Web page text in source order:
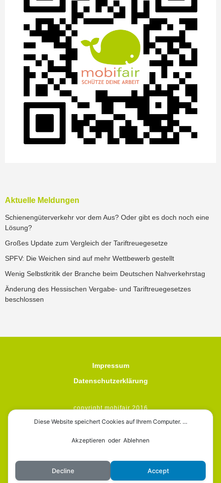
Aktuelle Meldungen
Schienengüterverkehr vor dem Aus? Oder gibt es doch noch eine
Lösung?
Großes Update zum Vergleich der Tariftreuegesetze
SPFV: Die Weichen sind auf mehr Wettbewerb gestellt
Wenig Selbstkritik der Branche beim Deutschen Nahverkehrstag
Änderung des Hessischen Vergabe- und Tariftreuegesetzes
beschlossen
Impressum
Datenschutzerklärung
copyright mobifair 2016
Diese Website speichert Cookies auf Ihrem Computer. …
Akzeptieren oder Ablehnen
Decline Accept